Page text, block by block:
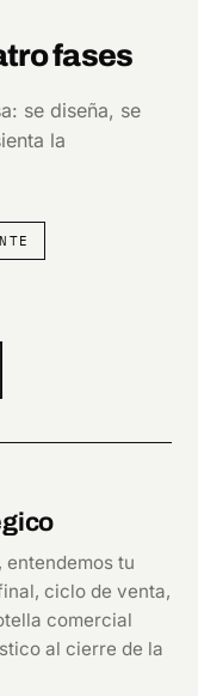
fases
se diseña, se
la
tu
ciclo de venta,
comercial
al cierre de la